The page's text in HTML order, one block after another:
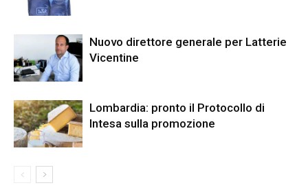
Nuovo direttore generale per Latterie
Vicentine
Lombardia: pronto il Protocollo di
Intesa sulla promozione